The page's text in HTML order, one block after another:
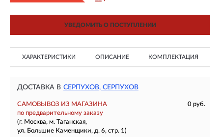
УВЕДОМИТЬ О ПОСТУПЛЕНИИ
ХАРАКТЕРИСТИКИ ОПИСАНИЕ КОМПЛЕКТАЦИЯ
ДОСТАВКА В СЕРПУХОВ, СЕРПУХОВ
САМОВЫВОЗ ИЗ МАГАЗИНА
0 руб.
по предварительному заказу
(г. Москва, м. Таганская,
ул. Большие Каменщики, д. 6, стр. 1)